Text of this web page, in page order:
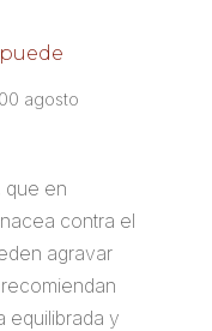
agosto
que en
contra el
agravar
equilibrada y